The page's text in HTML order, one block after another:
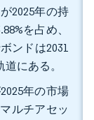
2025年の持
を占め、
ンドは2031
道にある。
年の市場
ルチアセッ